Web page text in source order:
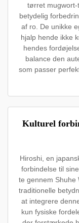
tørret
betydelig
af ro. De unikke
hjalp hende ikke
hendes
balance den
som passer
Kulturel
Hiroshi, en
forbindelse til
te gennem Shuhe
traditionelle
at integrere
kun fysiske